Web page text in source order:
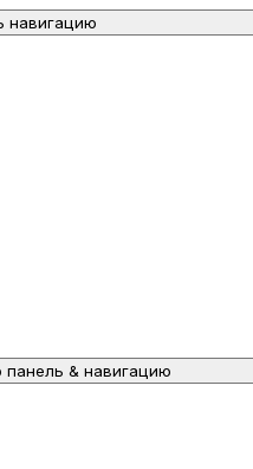
навигацию
& навигацию